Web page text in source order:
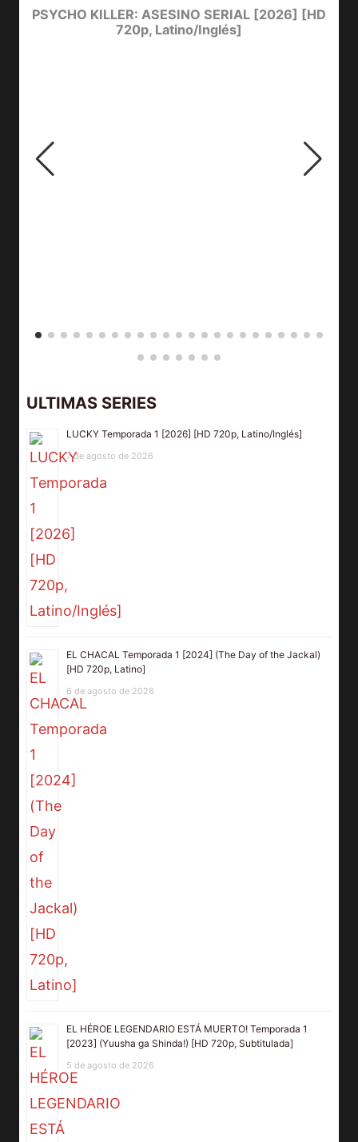
PSYCHO KILLER: ASESINO SERIAL [2026] [HD
720p, Latino/Inglés]
ULTIMAS SERIES
LUCKY Temporada 1 [2026] [HD 720p, Latino/Inglés]
7 de agosto de 2026
EL CHACAL Temporada 1 [2024] (The Day of the Jackal)
[HD 720p, Latino]
6 de agosto de 2026
EL HÉROE LEGENDARIO ESTÁ MUERTO! Temporada 1
[2023] (Yuusha ga Shinda!) [HD 720p, Subtitulada]
5 de agosto de 2026